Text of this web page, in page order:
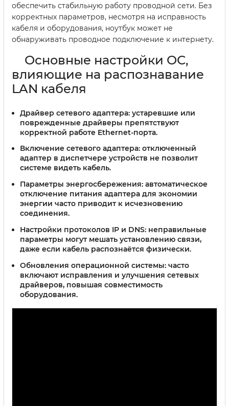
обеспечить стабильную работу проводной сети. Без
корректных параметров, несмотря на исправность
кабеля и оборудования, ноутбук может не
обнаруживать проводное подключение к интернету.
Основные настройки ОС,
влияющие на распознавание
LAN кабеля
Драйвер сетевого адаптера: устаревшие или
поврежденные драйверы препятствуют
корректной работе Ethernet-порта.
Включение сетевого адаптера: отключенный
адаптер в диспетчере устройств не позволит
системе видеть кабель.
Параметры энергосбережения: автоматическое
отключение питания адаптера для экономии
энергии часто приводит к исчезновению
соединения.
Настройки протоколов IP и DNS: неправильные
параметры могут мешать установлению связи,
даже если кабель распознаётся физически.
Обновления операционной системы: часто
включают исправления и улучшения сетевых
драйверов, повышая совместимость
оборудования.